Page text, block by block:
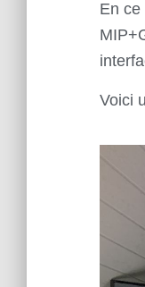
En ce
Voici